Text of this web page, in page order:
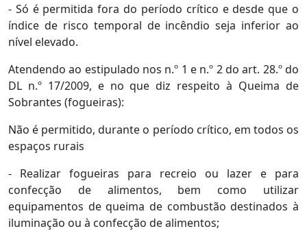
- Só é permitida fora do período crítico e desde que o
índice de risco temporal de incêndio seja inferior ao
nível elevado.
Atendendo ao estipulado nos n.º 1 e n.º 2 do art. 28.º do
DL n.º 17/2009, e no que diz respeito à Queima de
Sobrantes (fogueiras):
Não é permitido, durante o período crítico, em todos os
espaços rurais
- Realizar fogueiras para recreio ou lazer e para
confecção de alimentos, bem como utilizar
equipamentos de queima de combustão destinados à
iluminação ou à confecção de alimentos;